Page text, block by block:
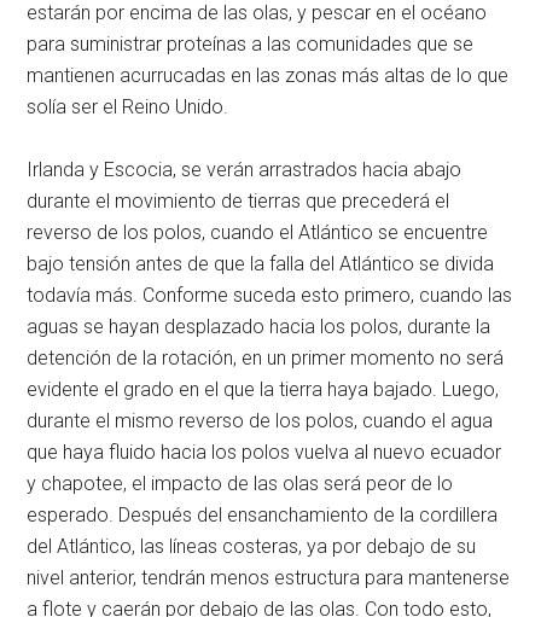
estarán por encima de las olas, y pescar en el océano
para suministrar proteínas a las comunidades que se
mantienen acurrucadas en las zonas más altas de lo que
solía ser el Reino Unido.
Irlanda y Escocia, se verán arrastrados hacia abajo
durante el movimiento de tierras que precederá el
reverso de los polos, cuando el Atlántico se encuentre
bajo tensión antes de que la falla del Atlántico se divida
todavía más. Conforme suceda esto primero, cuando las
aguas se hayan desplazado hacia los polos, durante la
detención de la rotación, en un primer momento no será
evidente el grado en el que la tierra haya bajado. Luego,
durante el mismo reverso de los polos, cuando el agua
que haya fluido hacia los polos vuelva al nuevo ecuador
y chapotee, el impacto de las olas será peor de lo
esperado. Después del ensanchamiento de la cordillera
del Atlántico, las líneas costeras, ya por debajo de su
nivel anterior, tendrán menos estructura para mantenerse
a flote y caerán por debajo de las olas. Con todo esto,